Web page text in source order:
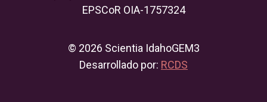
EPSCoR OIA-1757324
© 2026 Scientia IdahoGEM3
Desarrollado por: RCDS